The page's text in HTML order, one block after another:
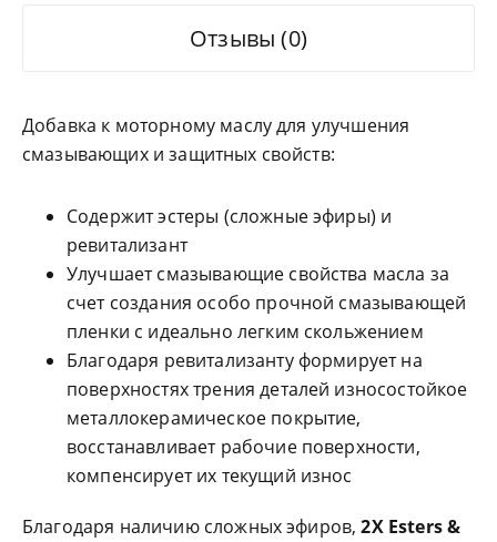
Отзывы (0)
Добавка к моторному маслу для улучшения
смазывающих и защитных свойств:
Содержит эстеры (сложные эфиры) и
ревитализант
Улучшает смазывающие свойства масла за
счет создания особо прочной смазывающей
пленки с идеально легким скольжением
Благодаря ревитализанту формирует на
поверхностях трения деталей износостойкое
металлокерамическое покрытие,
восстанавливает рабочие поверхности,
компенсирует их текущий износ
Благодаря наличию сложных эфиров,2X Esters &